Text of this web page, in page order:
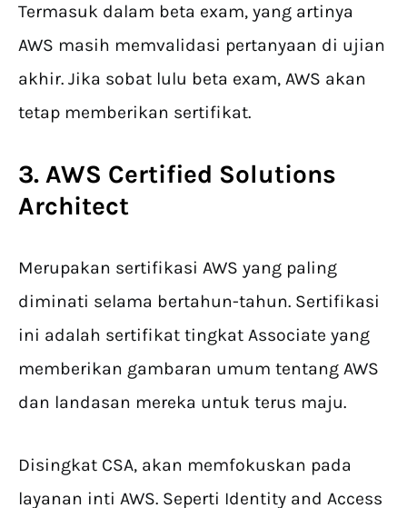
Termasuk dalam beta exam, yang artinya
AWS masih memvalidasi pertanyaan di ujian
akhir. Jika sobat lulu beta exam, AWS akan
tetap memberikan sertifikat.
3. AWS Certified Solutions
Architect
Merupakan sertifikasi AWS yang paling
diminati selama bertahun-tahun. Sertifikasi
ini adalah sertifikat tingkat Associate yang
memberikan gambaran umum tentang AWS
dan landasan mereka untuk terus maju.
Disingkat CSA, akan memfokuskan pada
layanan inti AWS. Seperti Identity and Access